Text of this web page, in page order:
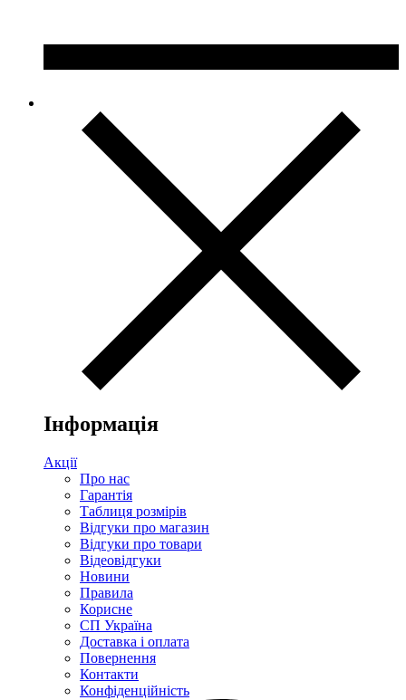
Інформація
Акції
Про нас
Гарантія
Таблиця розмірів
Відгуки про магазин
Відгуки про товари
Відеовідгуки
Новини
Правила
Корисне
СП Україна
Доставка і оплата
Повернення
Контакти
Конфіденційність